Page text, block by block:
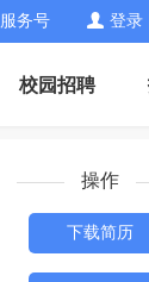
服务号 登录
校园招聘
操作
下载简历